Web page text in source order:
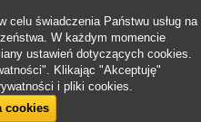
celu świadczenia Państwu usług na
W każdym momencie
ustawień dotyczących cookies.
Klikając "Akceptuję"
i pliki cookies.
cookies